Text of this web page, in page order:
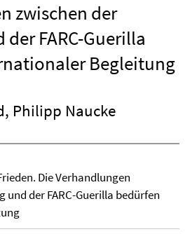
zwischen der
FARC-Guerilla
Begleitung
Philipp Naucke
Die Verhandlungen
und der FARC-Guerilla bedürfen